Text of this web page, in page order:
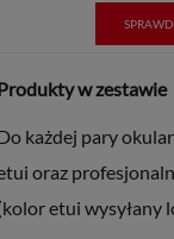
w zestawie
każdej pary
oraz
etui wysyłany